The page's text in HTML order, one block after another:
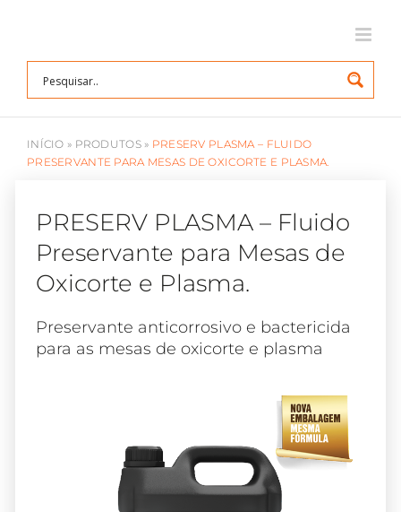
conteúdo
INÍCIO » PRODUTOS» PRESERV PLASMA – FLUIDO
PRESERVANTE PARA MESAS DE OXICORTE E PLASMA.
PRESERV PLASMA – Fluido
Preservante para Mesas de
Oxicorte e Plasma.
Preservante anticorrosivo e bactericida
para as mesas de oxicorte e plasma